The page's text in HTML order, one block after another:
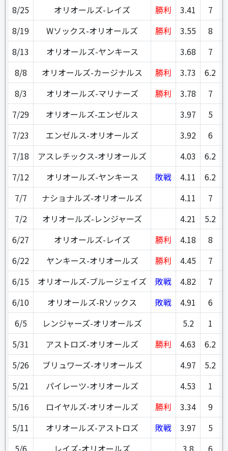
8/25
オリオールズ-レイズ 勝利 3.41 7
8/19
Wソックス-オリオールズ 勝利 3.55 8
8/13
オリオールズ-ヤンキース 3.68 7
8/8
オリオールズ-カージナルス 勝利 3.73 6.2
8/3
オリオールズ-マリナーズ 勝利 3.78 7
7/29
オリオールズ-エンゼルス 3.97 5
7/23
エンゼルス-オリオールズ 3.92 6
7/18
アスレチックス-オリオールズ 4.03 6.2
7/12
オリオールズ-ヤンキース 敗戦 4.11 6.2
7/7
ナショナルズ-オリオールズ 4.11 7
7/2
オリオールズ-レンジャーズ 4.21 5.2
6/27
オリオールズ-レイズ 勝利 4.18 8
6/22
ヤンキース-オリオールズ 勝利 4.45 7
6/15
オリオールズ-ブルージェイズ 敗戦 4.82 7
6/10
オリオールズ-Rソックス 敗戦 4.91 6
6/5
レンジャーズ-オリオールズ 5.2 1
5/31
アストロズ-オリオールズ 勝利 4.63 6.2
5/26
ブリュワーズ-オリオールズ 4.97 5.2
5/21
パイレーツ-オリオールズ 4.53 1
5/16
ロイヤルズ-オリオールズ 勝利 3.34 9
5/11
オリオールズ-アストロズ 敗戦 3.97 5
5/6
レイズ-オリオールズ 3.8 6